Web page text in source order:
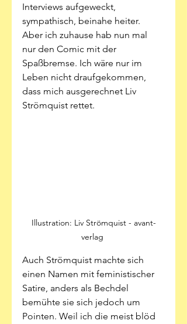
Interviews aufgeweckt,
sympathisch, beinahe heiter.
Aber ich zuhause hab nun mal
nur den Comic mit der
Spaßbremse. Ich wäre nur im
Leben nicht draufgekommen,
dass mich ausgerechnet Liv
Strömquist rettet.
Illustration: Liv Strömquist - avant-
verlag
Auch Strömquist machte sich
einen Namen mit feministischer
Satire, anders als Bechdel
bemühte sie sich jedoch um
Pointen. Weil ich die meist blöd